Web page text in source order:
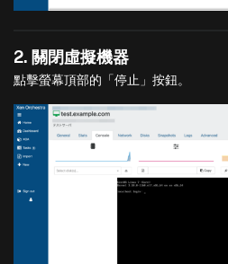
2. 關閉虛擬機器
點擊螢幕頂部的「停止」按鈕。